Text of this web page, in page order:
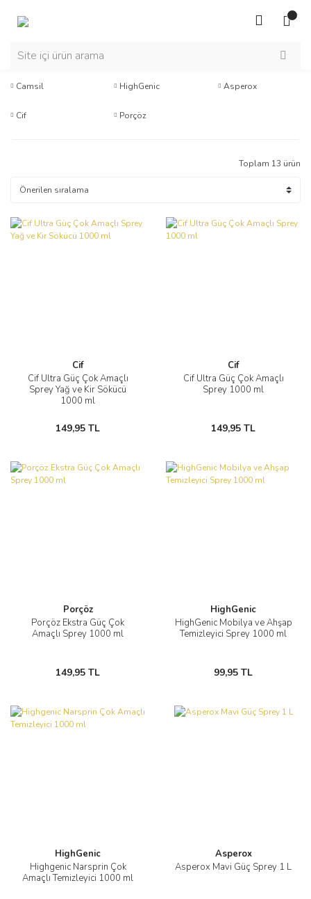
Camsil HighGenic Asperox
Cif Porçöz
Toplam 13 ürün
Cif
Cif Ultra Güç Çok Amaçlı
Sprey Yağ ve Kir Sökücü
1000 ml
149,95 TL
Cif
Cif Ultra Güç Çok Amaçlı
Sprey 1000 ml
149,95 TL
Porçöz
Porçöz Ekstra Güç Çok
Amaçlı Sprey 1000 ml
149,95 TL
HighGenic
HighGenic Mobilya ve Ahşap
Temizleyici Sprey 1000 ml
99,95 TL
HighGenic
Highgenic Narsprin Çok
Amaçlı Temizleyici 1000 ml
Asperox
Asperox Mavi Güç Sprey 1 L